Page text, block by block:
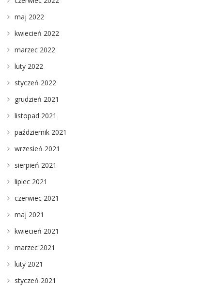
maj 2022
kwiecień 2022
marzec 2022
luty 2022
styczeń 2022
grudzień 2021
listopad 2021
październik 2021
wrzesień 2021
sierpień 2021
lipiec 2021
czerwiec 2021
maj 2021
kwiecień 2021
marzec 2021
luty 2021
styczeń 2021